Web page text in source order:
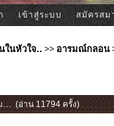
เข้าสู่ระบบ สมัครสม
ในหัวใจ.. >> อารมณ์กลอน
(อ่าน 11794 ครั้ง)